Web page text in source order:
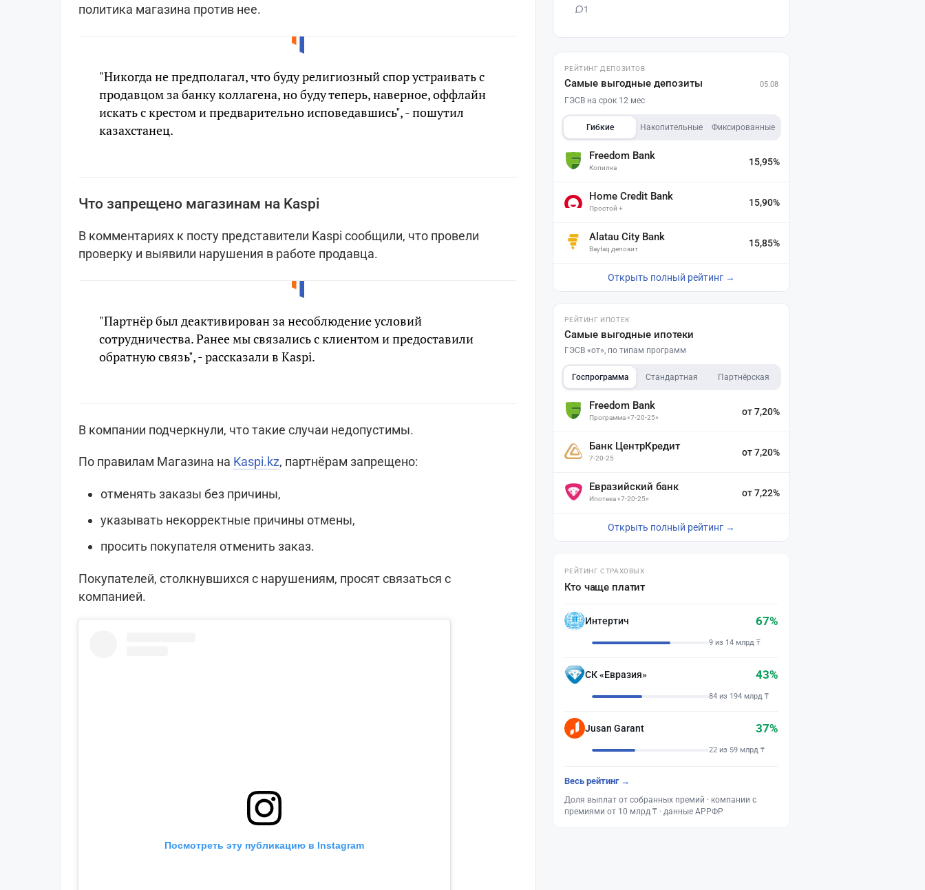
политика магазина против нее.
"Никогда не предполагал, что буду религиозный спор устраивать с
продавцом за банку коллагена, но буду теперь, наверное, оффлайн
искать с крестом и предварительно исповедавшись", - пошутил
казахстанец.
Что запрещено магазинам на Kaspi
В комментариях к посту представители Kaspi сообщили, что провели
проверку и выявили нарушения в работе продавца.
"Партнёр был деактивирован за несоблюдение условий
сотрудничества. Ранее мы связались с клиентом и предоставили
обратную связь", - рассказали в Kaspi.
В компании подчеркнули, что такие случаи недопустимы.
По правилам Магазина на Kaspi.kz, партнёрам запрещено:
отменять заказы без причины,
указывать некорректные причины отмены,
просить покупателя отменить заказ.
Покупателей, столкнувшихся с нарушениям, просят связаться с
компанией.
Посмотреть эту публикацию в Instagram
1
РЕЙТИНГ ДЕПОЗИТОВ
Самые выгодные депозиты 05.08
ГЭСВ на срок 12 мес
Гибкие Накопительные Фиксированные
Freedom Bank
Копилка
15,95%
Home Credit Bank
Простой +
15,90%
Alatau City Bank
Baytaq депозит
15,85%
Открыть полный рейтинг →
РЕЙТИНГ ИПОТЕК
Самые выгодные ипотеки
ГЭСВ «от», по типам программ
Госпрограмма Стандартная Партнёрская
Freedom Bank
Программа «7-20-25»
от 7,20%
Банк ЦентрКредит
7-20-25
от 7,20%
Евразийский банк
Ипотека «7-20-25»
от 7,22%
Открыть полный рейтинг →
РЕЙТИНГ СТРАХОВЫХ
Кто чаще платит
Интертич 67%
9 из 14 млрд ₸
СК «Евразия» 43%
84 из 194 млрд ₸
Jusan Garant 37%
22 из 59 млрд ₸
Весь рейтинг →
Доля выплат от собранных премий · компании с
премиями от 10 млрд ₸ · данные АРРФР